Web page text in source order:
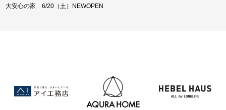
大安心の家 6/20（土）NEWOPEN